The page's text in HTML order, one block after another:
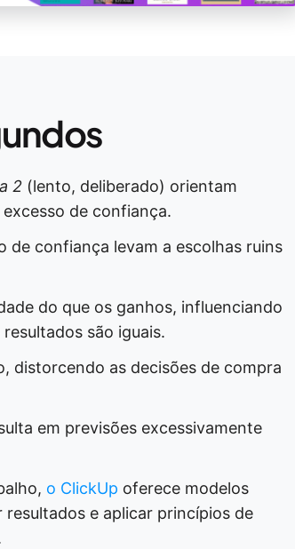
2 (lento, deliberado) orientam
de confiança.
de confiança levam a escolhas ruins
do que os ganhos, influenciando
são iguais.
distorcendo as decisões de compra
em previsões excessivamente
o ClickUp oferece modelos
e aplicar princípios de